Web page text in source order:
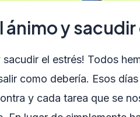
ánimo y
sacudir el estrés! Todos
como debería. Esos
y cada tarea que se